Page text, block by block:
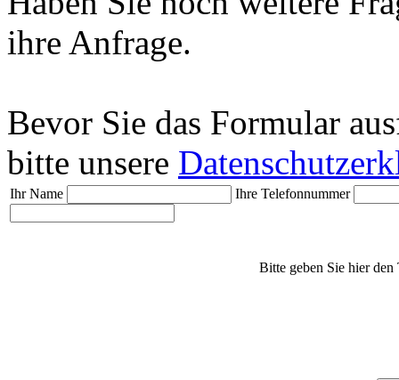
ihre Anfrage.
Bevor Sie das Formular
bitte unsere
Ihr Name Ihre Telefonnummer
Bitte geben Sie hier